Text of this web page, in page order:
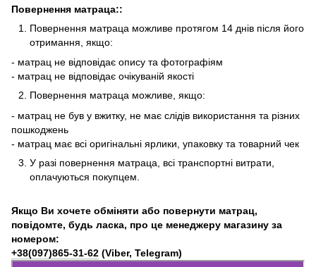
Повернення матраца::
Повернення матраца можливе протягом 14 днів після його
отримання, якщо:
- матрац не відповідає опису та фотографіям
- матрац не відповідає очікуваній якості
Повернення матраца можливе, якщо:
- матрац не був у вжитку, не має слідів використання та різних
пошкоджень
- матрац має всі оригінальні ярлики, упаковку та товарний чек
У разі повернення матраца, всі транспортні витрати,
оплачуються покупцем.
Якщо Ви хочете обміняти або повернути матрац,
повідомте, будь ласка, про це менеджеру магазину за
номером:
+38(097)865-31-62 (Viber, Telegram)